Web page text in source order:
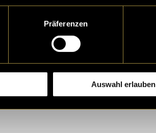
Präferenzen
Auswahl erlauben